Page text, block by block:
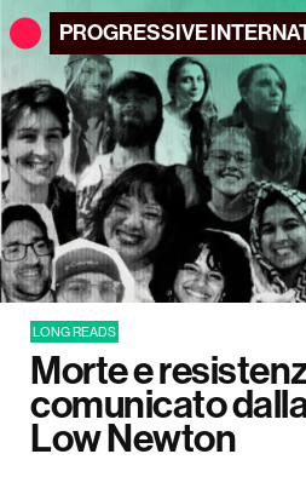
PROGRESSIVE
LONG READS
Morte e
comunicato
Low Newton